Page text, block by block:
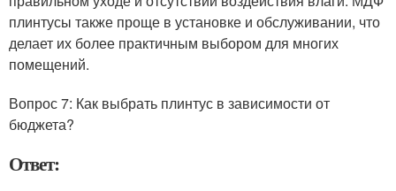
плинтусы также проще в установке и обслуживании, что
делает их более практичным выбором для многих
помещений.
Вопрос 7: Как выбрать плинтус в зависимости от
бюджета?
Ответ: